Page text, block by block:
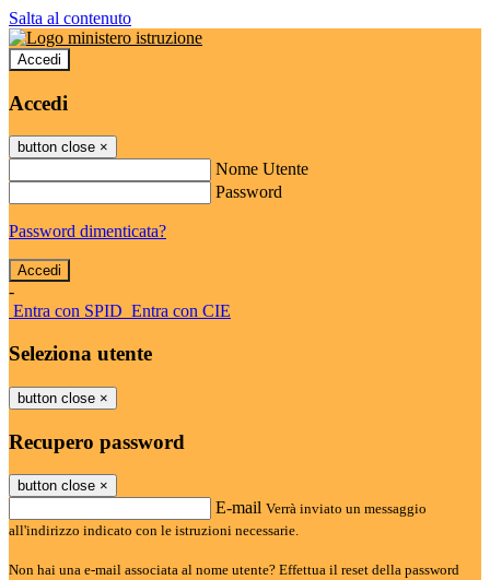
Salta al contenuto
Accedi
Accedi
button close ×
Nome Utente
Password
Password dimenticata?
-
Entra con SPID Entra con CIE
Seleziona utente
button close ×
Recupero password
button close ×
E-mail Verrà inviato un messaggio
all'indirizzo indicato con le istruzioni necessarie.
Non hai una e-mail associata al nome utente? Effettua il reset della password